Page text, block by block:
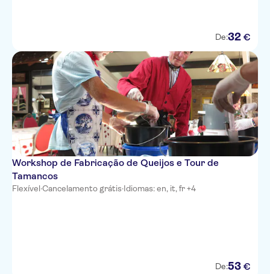
De:32 €
Workshop de Fabricação de Queijos e Tour de
Tamancos
Flexível·Cancelamento grátis·Idiomas: en, it, fr +4
De:53 €